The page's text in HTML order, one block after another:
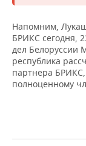
ВОДНЫЕ
ХОККЕЙ С
ОБРАЗОВАНИЕ
Напомним,
БРИКС сегодня,
дел Белоруссии
республика
партнера
полноценному